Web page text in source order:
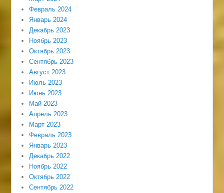
Февраль 2024
Январь 2024
Декабрь 2023
Ноябрь 2023
Октябрь 2023
Сентябрь 2023
Август 2023
Июль 2023
Июнь 2023
Май 2023
Апрель 2023
Март 2023
Февраль 2023
Январь 2023
Декабрь 2022
Ноябрь 2022
Октябрь 2022
Сентябрь 2022